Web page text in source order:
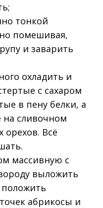
тонкой
помешивая,
и заварить
охладить и
с сахаром
в пену белки, а
сливочном
орехов. Всё
массивную с
выложить
абрикосы и